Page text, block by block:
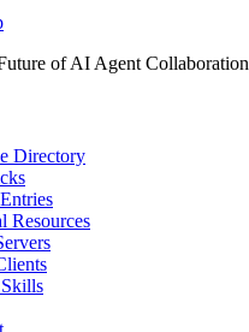
of AI Agent Collaboration
Directory
Resources